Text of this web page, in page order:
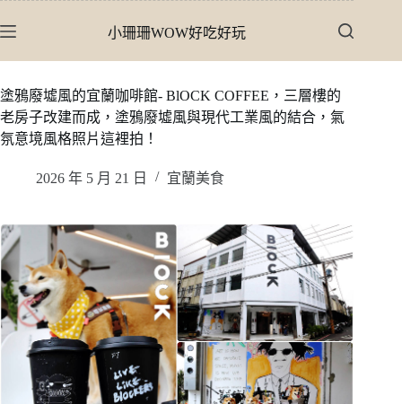
至
內
容
小珊珊WOW好吃好玩
塗鴉廢墟風的宜蘭咖啡館- BlOCK COFFEE，三層樓的
老房子改建而成，塗鴉廢墟風與現代工業風的結合，氣
氛意境風格照片這裡拍！
2026 年 5 月 21 日 宜蘭美食